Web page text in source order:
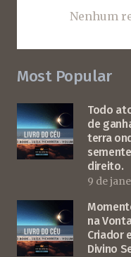
Nenhum
Most Popular
Todo
de
terra
direito.
9 de
na
Criador
Divino